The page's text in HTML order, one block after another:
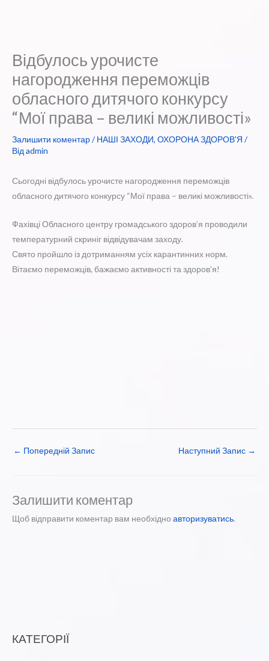
Відбулось урочисте
нагородження переможців
обласного дитячого конкурсу
“Мої права – великі можливості»
Залишити коментар/ НАШІ ЗАХОДИ, ОХОРОНА ЗДОРОВ'Я /
Відadmin
Сьогодні відбулось урочисте нагородження переможців
обласного дитячого конкурсу “Мої права – великі можливості».
Фахівці Обласного центру громадського здоров’я проводили
температурний скриніг відвідувачам заходу.
Свято пройшло із дотриманням усіх карантинних норм.
Вітаємо переможців, бажаємо активності та здоров’я!
← Попередній Запис Наступний Запис →
Залишити коментар
Щоб відправити коментар вам необхідно авторизуватись.
КАТЕГОРІЇ